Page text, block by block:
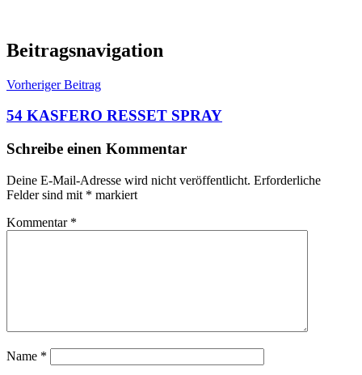
Beitragsnavigation
Vorheriger Beitrag
54 KASFERO RESSET SPRAY
Schreibe einen Kommentar
Deine E-Mail-Adresse wird nicht veröffentlicht. Erforderliche
Felder sind mit * markiert
Kommentar *
Name *